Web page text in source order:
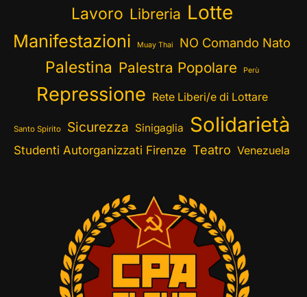
Lavoro Libreria Lotte
Manifestazioni Muay Thai NO Comando Nato
Palestina Palestra Popolare Perù
Repressione Rete Liberi/e di Lottare
Santo Spirito Sicurezza Sinigaglia Solidarietà
Studenti Autorganizzati Firenze Teatro Venezuela